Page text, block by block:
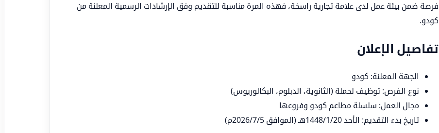
فرصة ضمن بيئة عمل لدى علامة تجارية راسخة، فهذه المرة مناسبة للتقديم وفق الإرشادات الرسمية المعلنة من
كودو.
تفاصيل الإعلان
الجهة المعلنة: كودو
نوع الفرص: توظيف لحملة (الثانوية، الدبلوم، البكالوريوس)
مجال العمل: سلسلة مطاعم كودو وفروعها
تاريخ بدء التقديم: الأحد 1448/1/20هـ (الموافق 2026/7/5م)